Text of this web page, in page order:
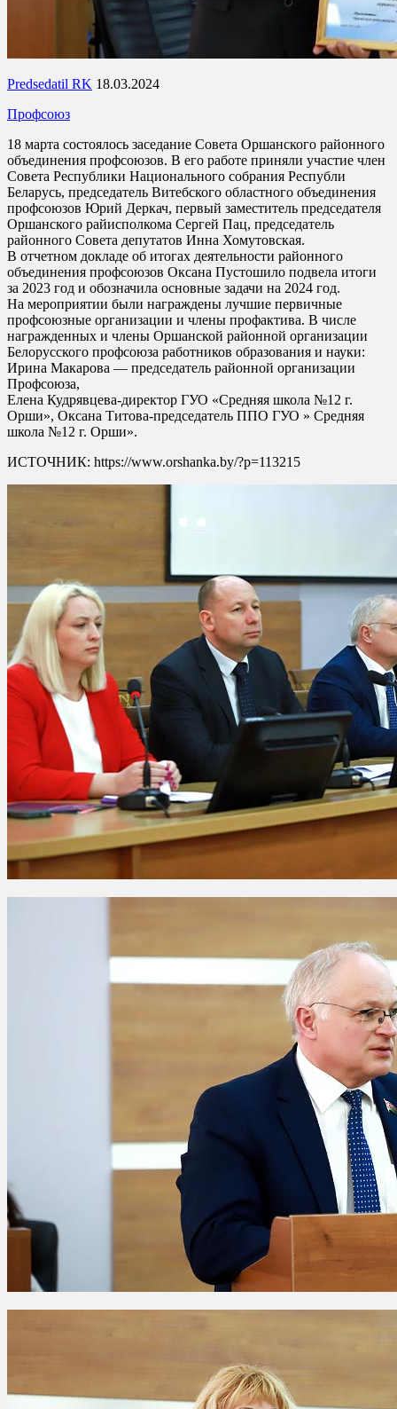
Predsedatil RK 18.03.2024
Профсоюз
18 марта состоялось заседание Совета Оршанского районного
объединения профсоюзов. В его работе приняли участие член
Совета Республики Национального собрания Республи
Беларусь, председатель Витебского областного объединения
профсоюзов Юрий Деркач, первый заместитель председателя
Оршанского райисполкома Сергей Пац, председатель
районного Совета депутатов Инна Хомутовская.
В отчетном докладе об итогах деятельности районного
объединения профсоюзов Оксана Пустошило подвела итоги
за 2023 год и обозначила основные задачи на 2024 год.
На мероприятии были награждены лучшие первичные
профсоюзные организации и члены профактива. В числе
награжденных и члены Оршанской районной организации
Белорусского профсоюза работников образования и науки:
Ирина Макарова — председатель районной организации
Профсоюза,
Елена Кудрявцева-директор ГУО «Средняя школа №12 г.
Орши», Оксана Титова-председатель ППО ГУО » Средняя
школа №12 г. Орши».
ИСТОЧНИК: https://www.orshanka.by/?p=113215